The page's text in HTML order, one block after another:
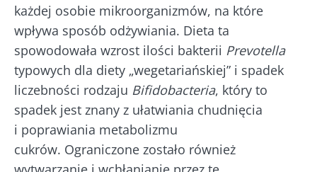
każdej osobie mikroorganizmów, na które
wpływa sposób odżywiania. Dieta ta
spowodowała wzrost ilości bakterii Prevotella
typowych dla diety „wegetariańskiej” i spadek
liczebności rodzaju Bifidobacteria, który to
spadek jest znany z ułatwiania chudnięcia
i poprawiania metabolizmu
cukrów. Ograniczone zostało również
Nie odchodź tak
szybko!
Dołącz do społeczności mikrobioty i raz w
miesiącu odbieraj „The Essential”, aby być na
bieżąco z najnowszymi informacjami o
mikrobiocie